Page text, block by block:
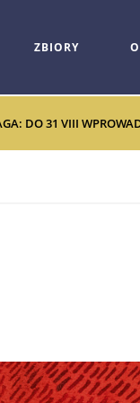
ZBIORY
DO 31 VIII